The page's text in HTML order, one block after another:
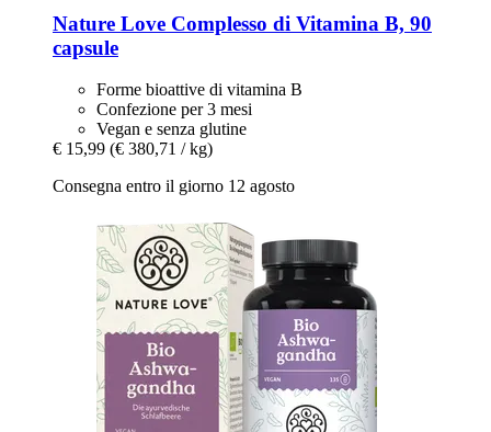
Nature Love Complesso di Vitamina B, 90
capsule
Forme bioattive di vitamina B
Confezione per 3 mesi
Vegan e senza glutine
€ 15,99 (€ 380,71 / kg)
Consegna entro il giorno 12 agosto